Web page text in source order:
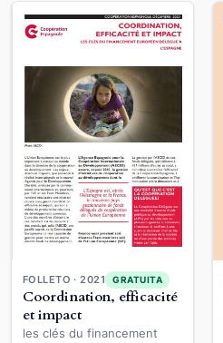
FOLLETO · 2021 GRATUITA
Coordination, efficacité
et impact
les clés du financement